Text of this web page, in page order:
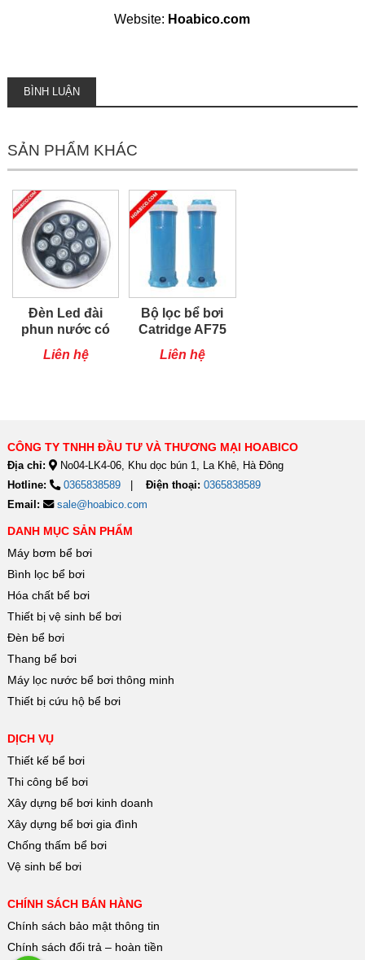
Website: Hoabico.com
BÌNH LUẬN
SẢN PHẨM KHÁC
Đèn Led đài
phun nước có
đế TFM
Liên hệ
Bộ lọc bể bơi
Catridge AF75
Liên hệ
CÔNG TY TNHH ĐẦU TƯ VÀ THƯƠNG MẠI HOABICO
Địa chỉ:
No04-LK4-06, Khu dọc bún 1, La Khê, Hà Đông
Hotline:
0365838589 Điện thoại: 0365838589
Email:
sale@hoabico.com
DANH MỤC SẢN PHẨM
Máy bơm bể bơi
Bình lọc bể bơi
Hóa chất bể bơi
Thiết bị vệ sinh bể bơi
Đèn bể bơi
Thang bể bơi
Máy lọc nước bể bơi thông minh
Thiết bị cứu hộ bể bơi
DỊCH VỤ
Thiết kế bể bơi
Thi công bể bơi
Xây dựng bể bơi kinh doanh
Xây dựng bể bơi gia đình
Chống thấm bể bơi
Vệ sinh bể bơi
CHÍNH SÁCH BÁN HÀNG
Chính sách bảo mật thông tin
Chính sách đổi trả – hoàn tiền